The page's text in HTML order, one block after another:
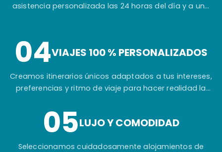
asistencia personalizada las 24 horas del día y a una
04VIAJES 100 % PERSONALIZADOS
Creamos itinerarios únicos adaptados a tus intereses,
preferencias y ritmo de viaje para hacer realidad la
05LUJO Y COMODIDAD
Seleccionamos cuidadosamente alojamientos de